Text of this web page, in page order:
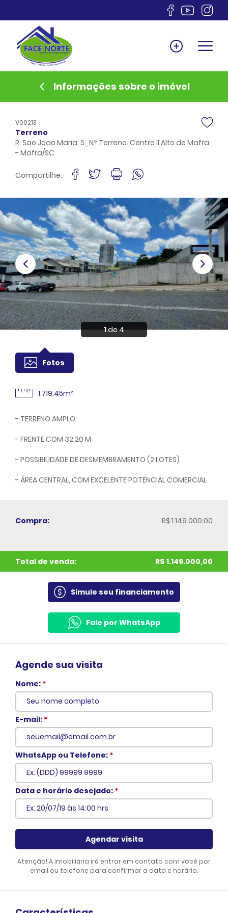
Home
Venda
Lançamentos
Documentos
Sobre
Contato
Favoritos
Anuncie
Sou Cliente
Informações sobre o imóvel
V00213
Terreno
R. Sao Joao Maria, S_Nº Terreno. Centro II Alto de Mafra
- Mafra/SC
Compartilhe:
1de 4
Fotos
1.719,45m²
- TERRENO AMPLO
- FRENTE COM 32,20 M
- POSSIBILIDADE DE DESMEMBRAMENTO (2 LOTES)
- ÁREA CENTRAL, COM EXCELENTE POTENCIAL COMERCIAL
Compra: R$ 1.149.000,00
Total de venda: R$ 1.149.000,00
Simule seu financiamento
Fale por WhatsApp
Agende sua visita
Nome: *
E-mail: *
WhatsApp ou Telefone: *
Data e horário desejado: *
Agendar visita
Atenção! A imobiliária irá entrar em contato com você por
email ou telefone para confirmar a data e horário.
Voltar